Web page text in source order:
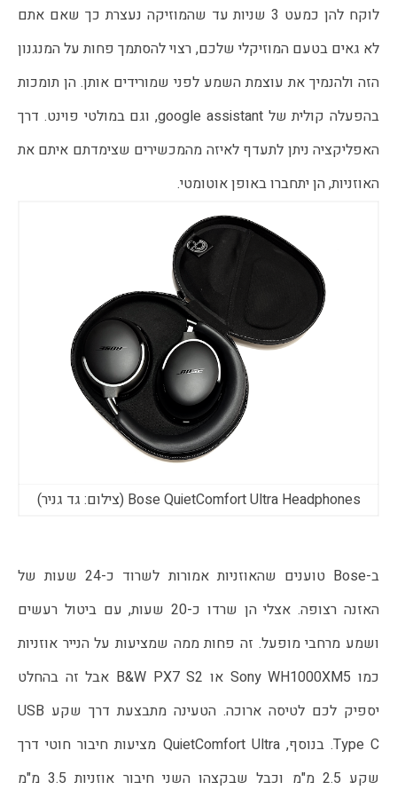
לוקח להן כמעט 3 שניות עד שהמוזיקה נעצרת כך שאם אתם
לא גאים בטעם המוזיקלי שלכם, רצוי להסתמך פחות על המנגנון
הזה ולהנמיך את עוצמת השמע לפני שמורידים אותן. הן תומכות
בהפעלה קולית של google assistant, וגם במולטי פוינט. דרך
האפליקציה ניתן לתעדף לאיזה מהמכשירים שצימדתם איתם את
האוזניות, הן יתחברו באופן אוטומטי.
Bose QuietComfort Ultra Headphones (צילום: גד גניר)
ב-Bose טוענים שהאוזניות אמורות לשרוד כ-24 שעות של
האזנה רצופה. אצלי הן שרדו כ-20 שעות, עם ביטול רעשים
ושמע מרחבי מופעל. זה פחות ממה שמציעות על הנייר אוזניות
כמו Sony WH1000XM5 או B&W PX7 S2 אבל זה בהחלט
יספיק לכם לטיסה ארוכה. הטעינה מתבצעת דרך שקע USB
Type C. בנוסף, QuietComfort Ultra מציעות חיבור חוטי דרך
שקע 2.5 מ"מ וכבל שבקצהו השני חיבור אוזניות 3.5 מ"מ